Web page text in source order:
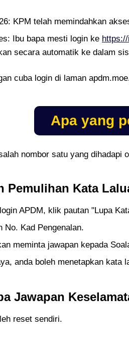
KPM telah memindahkan
Ibu bapa mesti login ke
secara automatik ke dalam
cuba login di laman
Apa yang
nombor satu yang dihadapi
Pemulihan Kata
APDM, klik pautan "Lupa
No. Kad Pengenalan.
meminta jawapan kepada
anda boleh menetapkan kata
Jawapan
reset sendiri.